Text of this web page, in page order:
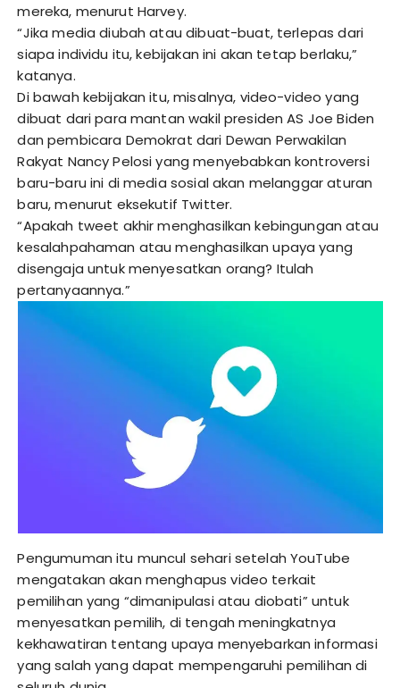
mereka, menurut Harvey.
“Jika media diubah atau dibuat-buat, terlepas dari
siapa individu itu, kebijakan ini akan tetap berlaku,”
katanya.
Di bawah kebijakan itu, misalnya, video-video yang
dibuat dari para mantan wakil presiden AS Joe Biden
dan pembicara Demokrat dari Dewan Perwakilan
Rakyat Nancy Pelosi yang menyebabkan kontroversi
baru-baru ini di media sosial akan melanggar aturan
baru, menurut eksekutif Twitter.
“Apakah tweet akhir menghasilkan kebingungan atau
kesalahpahaman atau menghasilkan upaya yang
disengaja untuk menyesatkan orang? Itulah
pertanyaannya.”
Pengumuman itu muncul sehari setelah YouTube
mengatakan akan menghapus video terkait
pemilihan yang “dimanipulasi atau diobati” untuk
menyesatkan pemilih, di tengah meningkatnya
kekhawatiran tentang upaya menyebarkan informasi
yang salah yang dapat mempengaruhi pemilihan di